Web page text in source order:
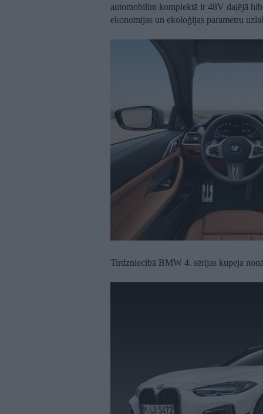
automobilim komplektā ir 48V daļējā
ekonomijas un ekoloģijas parametru
Tirdzniecībā BMW 4. sērijas kupeja